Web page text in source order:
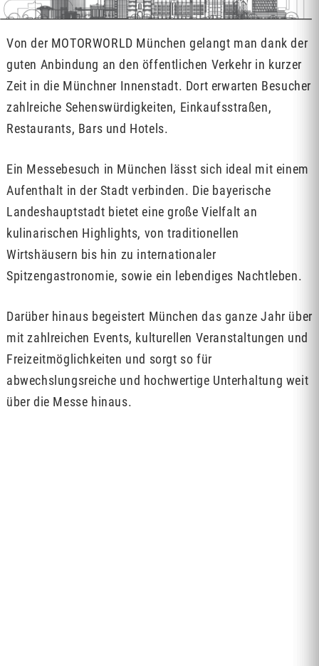
Von der MOTORWORLD München gelangt man dank der
guten Anbindung an den öffentlichen Verkehr in kurzer
Zeit in die Münchner Innenstadt. Dort erwarten Besucher
zahlreiche Sehenswürdigkeiten, Einkaufsstraßen,
Restaurants, Bars und Hotels.
Ein Messebesuch in München lässt sich ideal mit einem
Aufenthalt in der Stadt verbinden. Die bayerische
Landeshauptstadt bietet eine große Vielfalt an
kulinarischen Highlights, von traditionellen
Wirtshäusern bis hin zu internationaler
Spitzengastronomie, sowie ein lebendiges Nachtleben.
Darüber hinaus begeistert München das ganze Jahr über
mit zahlreichen Events, kulturellen Veranstaltungen und
Freizeitmöglichkeiten und sorgt so für
abwechslungsreiche und hochwertige Unterhaltung weit
über die Messe hinaus.